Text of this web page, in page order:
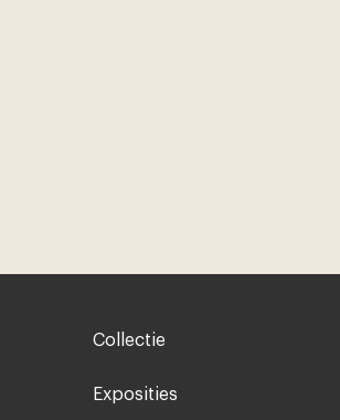
Footer-
Collectie
Exposities